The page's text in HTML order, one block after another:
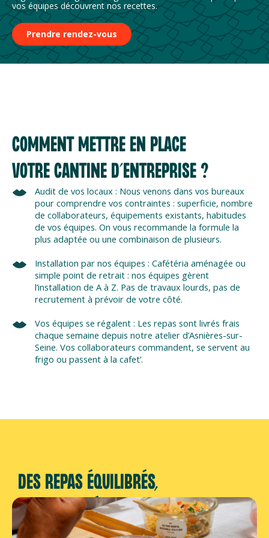
vos équipes découvrent nos recettes.
Prendre rendez-vous
COMMENT METTRE EN PLACE
VOTRE CANTINE D’ENTREPRISE ?
Audit de vos locaux : Nous venons dans vos bureaux
pour comprendre vos contraintes : superficie, nombre
de collaborateurs, équipements existants, habitudes
de vos équipes. On vous recommande la formule la
plus adaptée ou une combinaison de plusieurs.
Installation par nos équipes : Cafétéria aménagée ou
simple point de retrait : nos équipes gèrent
l’installation de A à Z. Pas de travaux lourds, pas de
recrutement à prévoir de votre côté.
Vos équipes se régalent : Les repas sont livrés frais
chaque semaine depuis notre atelier d’Asnières-sur-
Seine. Vos collaborateurs commandent, se servent au
frigo ou passent à la cafet’.
DES REPAS ÉQUILIBRÉS,
TOUTE L'ANNÉE
Chez Fraîche Cancan, chaque recette est